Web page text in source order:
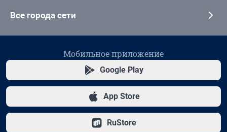
Все города сети
Мобильное приложение
Google Play
App Store
RuStore